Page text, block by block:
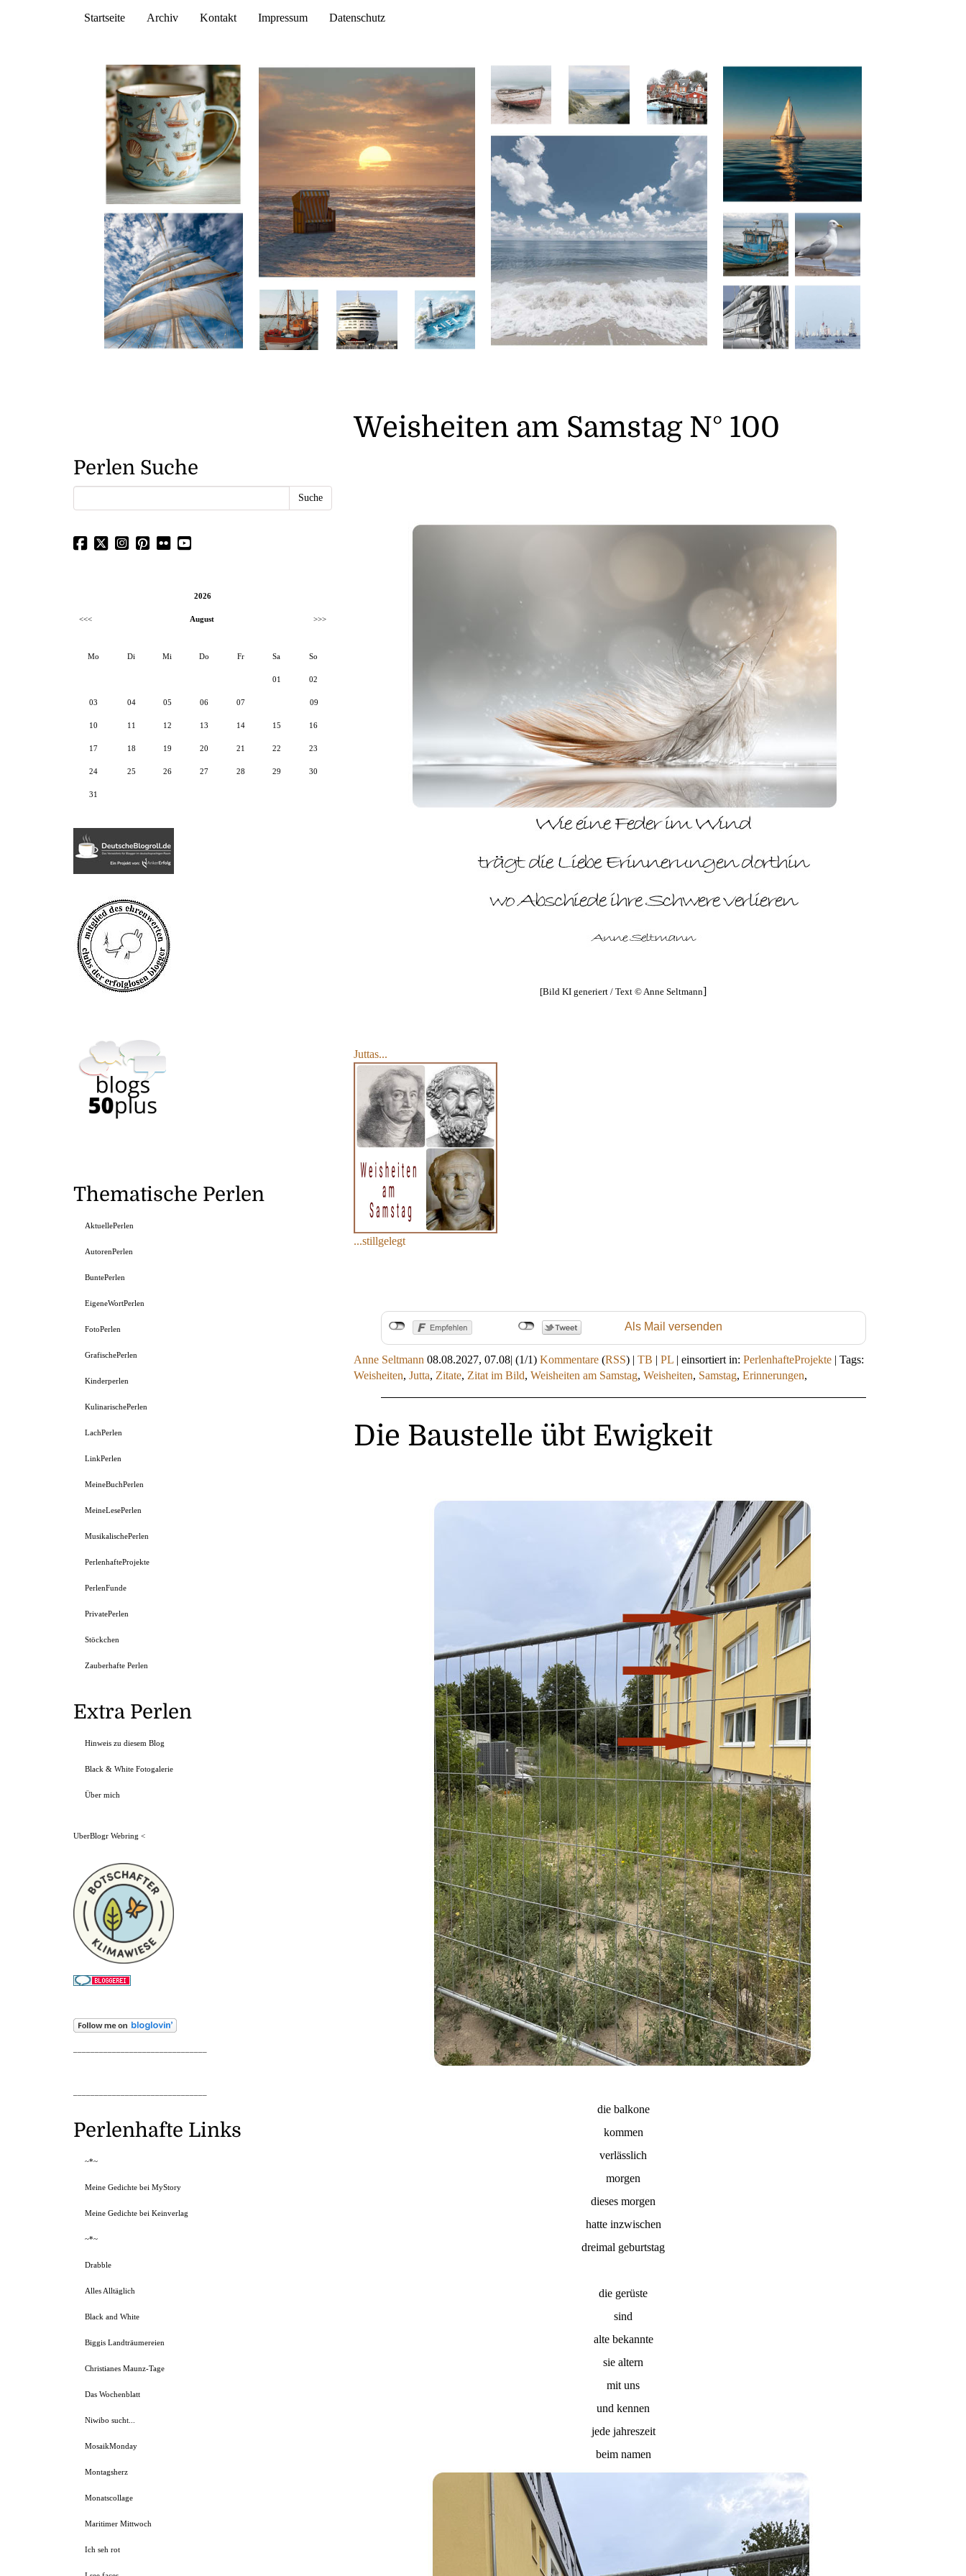
Startseite Archiv Kontakt Impressum Datenschutz
Weisheiten am Samstag N° 100
[Bild KI generiert / Text © Anne Seltmann]
Juttas...
...stillgelegt
Als Mail versenden
Anne Seltmann 08.08.2027, 07.08| (1/1) Kommentare (RSS) | TB | PL | einsortiert in: PerlenhafteProjekte | Tags:
Weisheiten, Jutta, Zitate, Zitat im Bild, Weisheiten am Samstag, Weisheiten, Samstag, Erinnerungen,
Die Baustelle übt Ewigkeit
die balkone
kommen
verlässlich
morgen
dieses morgen
hatte inzwischen
dreimal geburtstag
die gerüste
sind
alte bekannte
sie altern
mit uns
und kennen
jede jahreszeit
beim namen
Perlen Suche
2026
<<< August >>>
Mo Di Mi Do Fr Sa So
01 02
03 04 05 06 07 09
10 11 12 13 14 15 16
17 18 19 20 21 22 23
24 25 26 27 28 29 30
31
Thematische Perlen
AktuellePerlen
AutorenPerlen
BuntePerlen
EigeneWortPerlen
FotoPerlen
GrafischePerlen
Kinderperlen
KulinarischePerlen
LachPerlen
LinkPerlen
MeineBuchPerlen
MeineLesePerlen
MusikalischePerlen
PerlenhafteProjekte
PerlenFunde
PrivatePerlen
Stöckchen
Zauberhafte Perlen
Extra Perlen
Hinweis zu diesem Blog
Black & White Fotogalerie
Über mich
UberBlogr Webring <
Perlenhafte Links
~*~
Meine Gedichte bei MyStory
Meine Gedichte bei Keinverlag
~*~
Drabble
Alles Alltäglich
Black and White
Biggis Landträumereien
Christianes Maunz-Tage
Das Wochenblatt
Niwibo sucht...
MosaikMonday
Montagsherz
Monatscollage
Maritimer Mittwoch
Ich seh rot